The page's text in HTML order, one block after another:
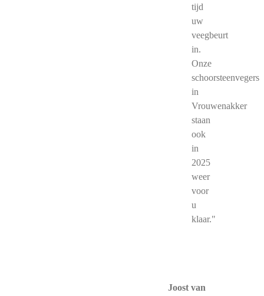
tijd
uw
veegbeurt
in.
Onze
schoorsteenvegers
in
Vrouwenakker
staan
ook
in
2025
weer
voor
u
klaar."
Joost van